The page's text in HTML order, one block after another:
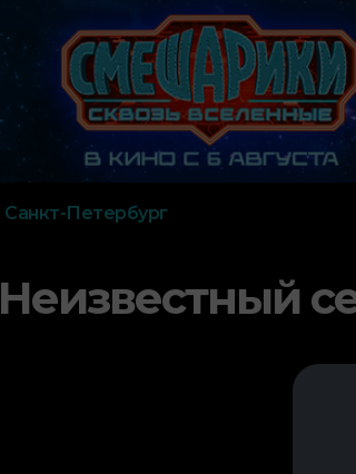
Санкт-Петербург
Неизвестный